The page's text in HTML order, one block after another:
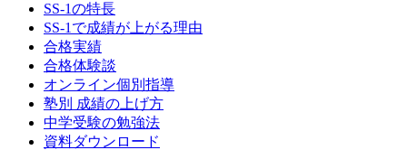
SS-1の特長
SS-1で成績が上がる理由
合格実績
合格体験談
オンライン個別指導
塾別 成績の上げ方
中学受験の勉強法
資料ダウンロード